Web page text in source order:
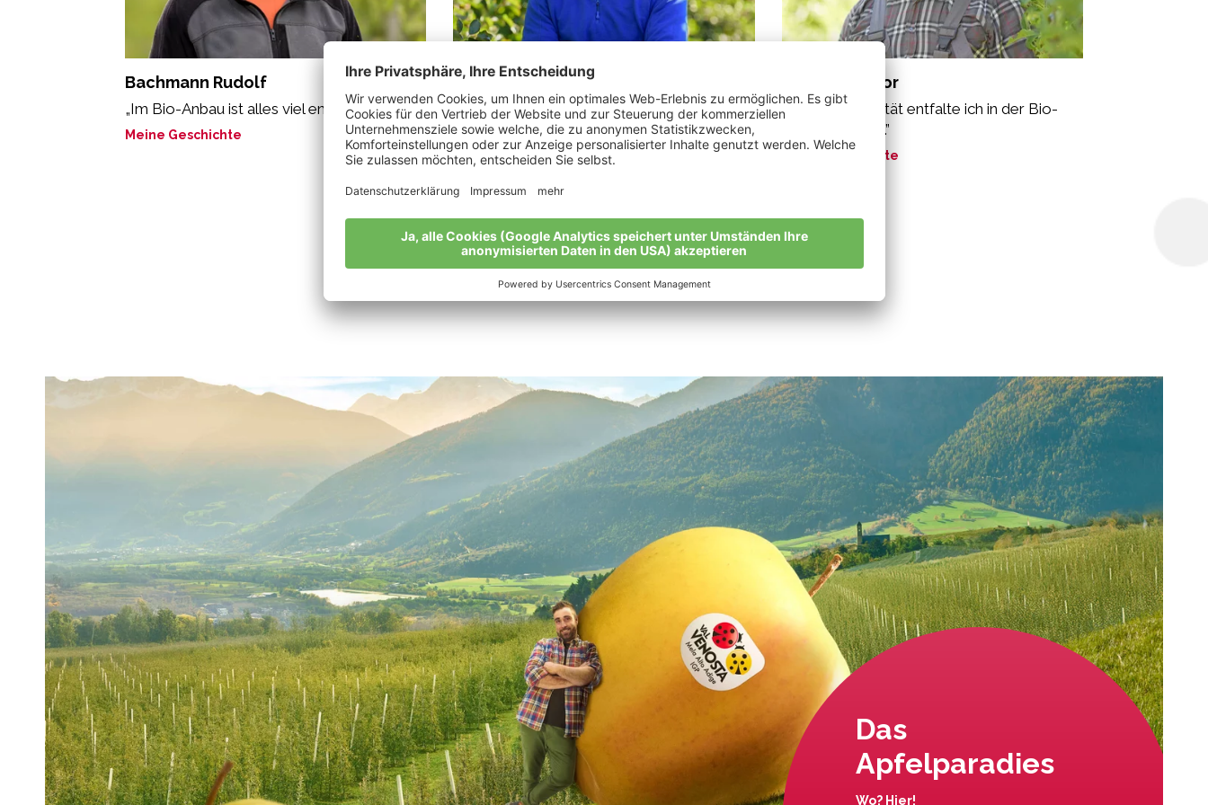
Bachmann Rudolf
„Im Bio-Anbau ist alles viel entspannter“
Meine Geschichte
LesinaDebiasi Martin
„Von Gutem kommt Gutes: Bio ist eine
ganzheitliche Philosophie.“
Meine Geschichte
Luggin Gregor
“Meine Kreativität entfalte ich in der Bio-
Landwirtschaft.”
Meine Geschichte
Alle Bio-Bauern im Überblick
Das
Apfelparadies
Wo? Hier!